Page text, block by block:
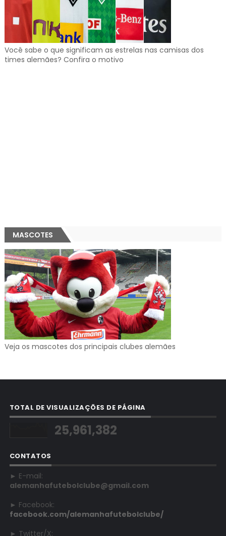
Você sabe o que significam as estrelas nas camisas dos
times alemães? Confira o motivo
MASCOTES
Veja os mascotes dos principais clubes alemães
TOTAL DE VISUALIZAÇÕES DE PÁGINA
25,961,382
CONTATOS
► E-mail:
alemanhafutebolclube@gmail.com
► Facebook:
facebook.com/alemanhafutebolclube/
► Twitter/X: